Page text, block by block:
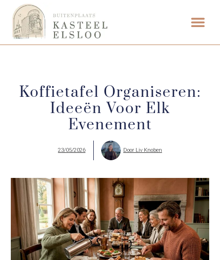
Koffietafel Organiseren:
Ideeën Voor Elk
Evenement
23/05/2026 Door Liv Knoben